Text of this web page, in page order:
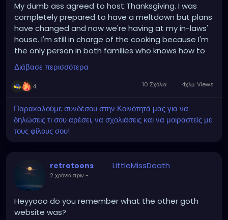
My dumb ass agreed to host Thanksgiving. I was
completely prepared to have a meltdown but plans
have changed and now we're having at my in-laws'
house. I'm still in charge of the cooking because I'm
the only person in both families who knows how to
season their food but I'll have a bigger kitchen to
work in and I can get as drunk and high as I want!
Hallelujah god is great or whatever the fuck my aunt
says when she's happy.
Διάβασε περισσότερα
4 10 Σχόλια 4χλμ. Views
Παρακαλούμε συνδέσου στην Κοινότητά μας για να
δηλώσεις τι σου αρέσει, να σχολιάσεις και να μοιραστείς με
τους φίλους σου!
retrotoons LittleMissDeath
2 χρόνια πριν -
Heyyooo do you remember what the other goth
website was?